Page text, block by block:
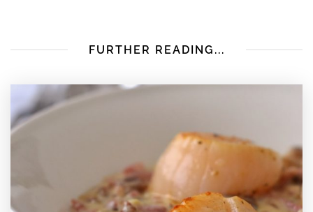
FURTHER READING...